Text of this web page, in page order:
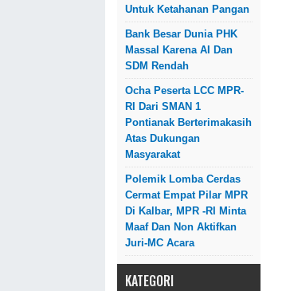
Untuk Ketahanan Pangan
Bank Besar Dunia PHK
Massal Karena AI Dan
SDM Rendah
Ocha Peserta LCC MPR-
RI Dari SMAN 1
Pontianak Berterimakasih
Atas Dukungan
Masyarakat
Polemik Lomba Cerdas
Cermat Empat Pilar MPR
Di Kalbar, MPR -RI Minta
Maaf Dan Non Aktifkan
Juri-MC Acara
KATEGORI